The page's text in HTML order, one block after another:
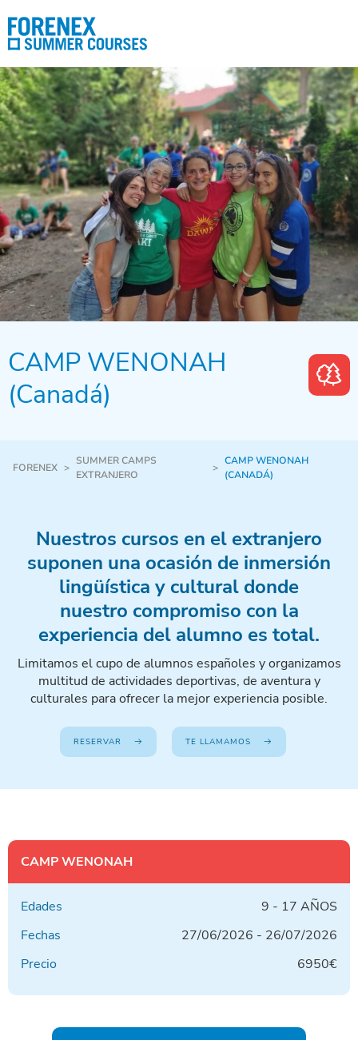
Nosotros
Programas
Contacto
Reservas
CAMP WENONAH
(Canadá)
FORENEX >
SUMMER CAMPS
EXTRANJERO
>
CAMP WENONAH
(CANADÁ)
Nuestros cursos en el extranjero
suponen una ocasión de inmersión
lingüística y cultural donde
nuestro compromiso con la
experiencia del alumno es total.
Limitamos el cupo de alumnos españoles y organizamos
multitud de actividades deportivas, de aventura y
culturales para ofrecer la mejor experiencia posible.
RESERVAR TE LLAMAMOS
CAMP WENONAH
Edades
9 - 17 AÑOS
Fechas
27/06/2026 - 26/07/2026
Precio
6950€